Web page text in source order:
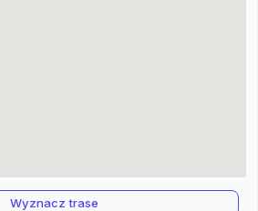
Wyznacz trase